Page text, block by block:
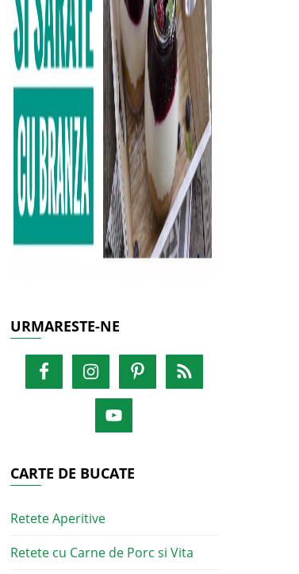
URMARESTE-NE
CARTE DE BUCATE
Retete Aperitive
Retete cu Carne de Porc si Vita